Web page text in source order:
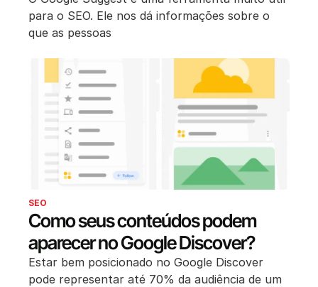
para o SEO. Ele nos dá informações sobre o
que as pessoas
SEO
Como seus conteúdos podem
aparecer no Google Discover?
Estar bem posicionado no Google Discover
pode representar até 70% da audiência de um